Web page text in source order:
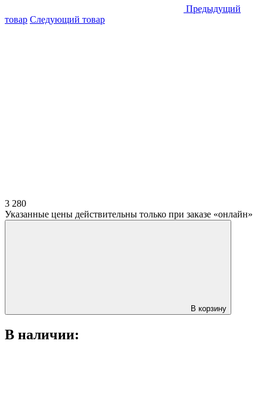
Предыдущий
товар Следующий товар
3 280
Указанные цены действительны только при заказе «онлайн»
В корзину
В наличии: